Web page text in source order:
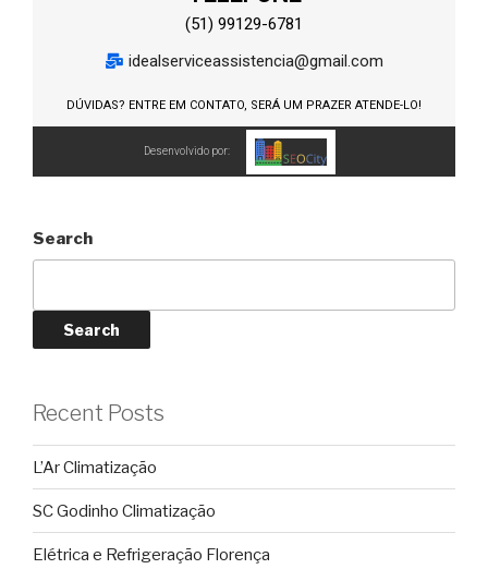
(51) 99129-6781
idealserviceassistencia@gmail.com
DÚVIDAS? ENTRE EM CONTATO, SERÁ UM PRAZER ATENDE-LO!
Desenvolvido por:
Search
Search
Recent Posts
L’Ar Climatização
SC Godinho Climatização
Elétrica e Refrigeração Florença